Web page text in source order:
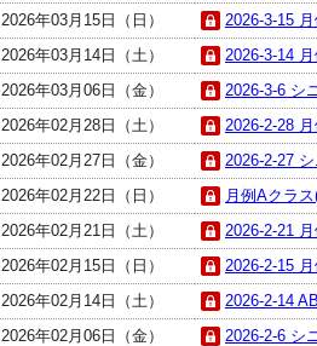
2026年03月15日（日）
2026-3-15
2026年03月14日（土）
2026-3-14
2026年03月06日（金）
2026-3-6 シ
2026年02月28日（土）
2026-2-28
2026年02月27日（金）
2026-2-27
2026年02月22日（日）
月例Aクラ
2026年02月21日（土）
2026-2-21
2026年02月15日（日）
2026-2-15
2026年02月14日（土）
2026-2-14
2026年02月06日（金）
2026-2-6 シ